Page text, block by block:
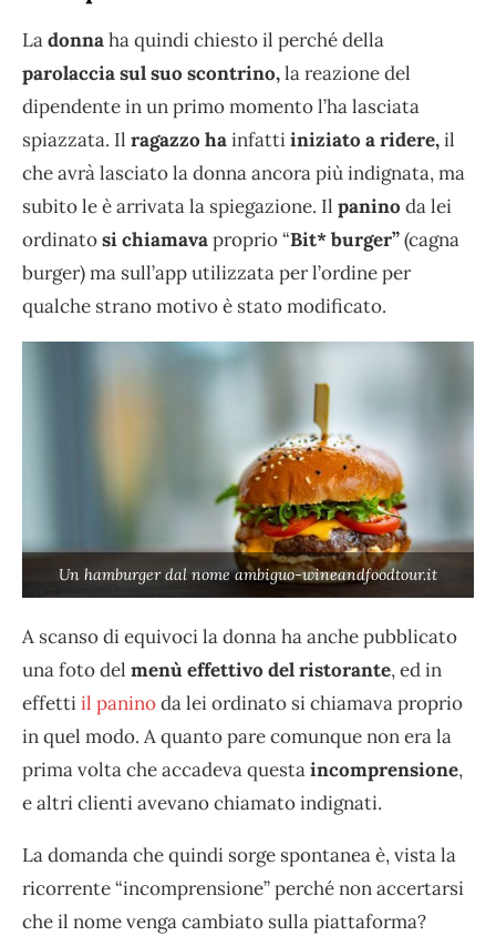
Ladonnaha quindi chiesto il perché della
parolaccia sul suo scontrino,la reazione del
dipendente in un primo momento l’ha lasciata
spiazzata. Il ragazzo hainfattiiniziato a ridere,il
che avrà lasciato la donna ancora più indignata, ma
subito le è arrivata la spiegazione. Il panino da lei
ordinatosi chiamavaproprio “Bit* burger”(cagna
burger) ma sull’app utilizzata per l’ordine per
qualche strano motivo è stato modificato.
Un hamburger dal nome ambiguo-wineandfoodtour.it
A scanso di equivoci la donna ha anche pubblicato
una foto del menù effettivo del ristorante, ed in
effettiil paninoda lei ordinato si chiamava proprio
in quel modo. A quanto pare comunque non era la
prima volta che accadeva questaincomprensione,
e altri clienti avevano chiamato indignati.
La domanda che quindi sorge spontanea è, vista la
ricorrente “incomprensione” perché non accertarsi
che il nome venga cambiato sulla piattaforma?